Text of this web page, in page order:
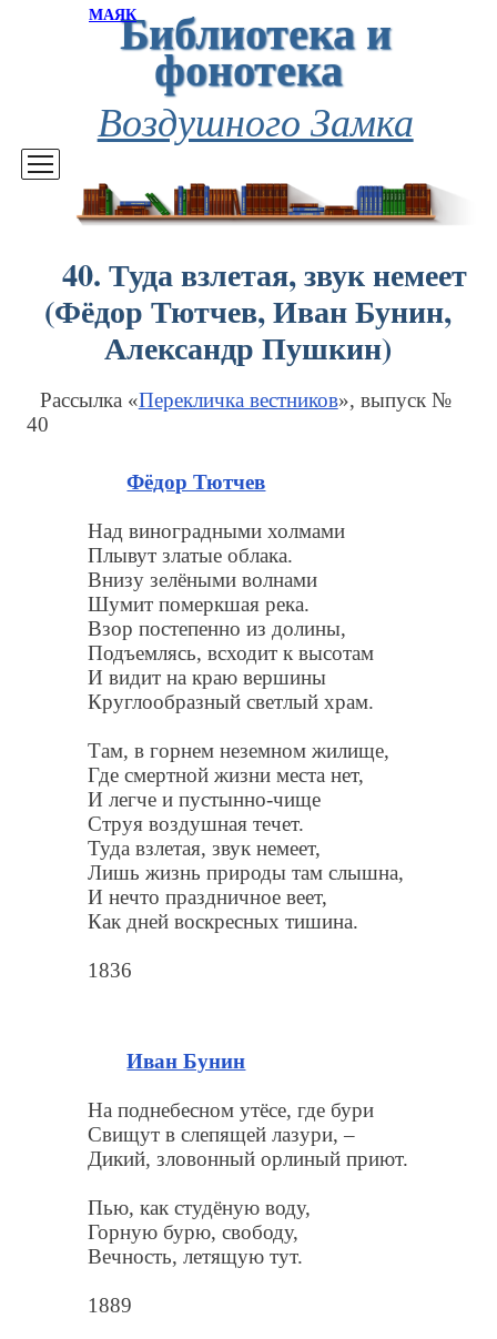
МАЯКБиблиотека и
фонотека
Воздушного Замка
40. Туда взлетая, звук немеет
(Фёдор Тютчев, Иван Бунин,
Александр Пушкин)
Рассылка «Перекличка вестников», выпуск №
40
Фёдор Тютчев
Над виноградными холмами
Плывут златые облака.
Внизу зелёными волнами
Шумит померкшая река.
Взор постепенно из долины,
Подъемлясь, всходит к высотам
И видит на краю вершины
Круглообразный светлый храм.
Там, в горнем неземном жилище,
Где смертной жизни места нет,
И легче и пустынно-чище
Струя воздушная течет.
Туда взлетая, звук немеет,
Лишь жизнь природы там слышна,
И нечто праздничное веет,
Как дней воскресных тишина.
1836
Иван Бунин
На поднебесном утёсе, где бури
Свищут в слепящей лазури, –
Дикий, зловонный орлиный приют.
Пью, как студёную воду,
Горную бурю, свободу,
Вечность, летящую тут.
1889